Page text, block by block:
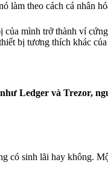
làm theo cách cá nhân
mình trở thành ví
bị tương thích khác
Ledger và Trezor,
có sinh lãi hay không.